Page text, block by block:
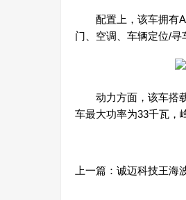
配置上，该车拥有
门、空调、车辆定位/寻
动力方面，该车搭载
车最大功率为33千瓦，
上一篇： 诚迈科技王海